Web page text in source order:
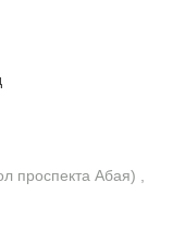
проспекта Абая) ,